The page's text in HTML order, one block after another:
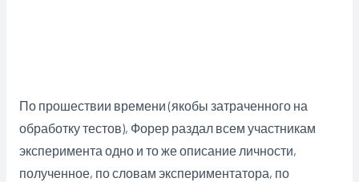
По прошествии времени (якобы затраченного на
обработку тестов), Форер раздал всем участникам
эксперимента одно и то же описание личности,
полученное, по словам экспериментатора, по